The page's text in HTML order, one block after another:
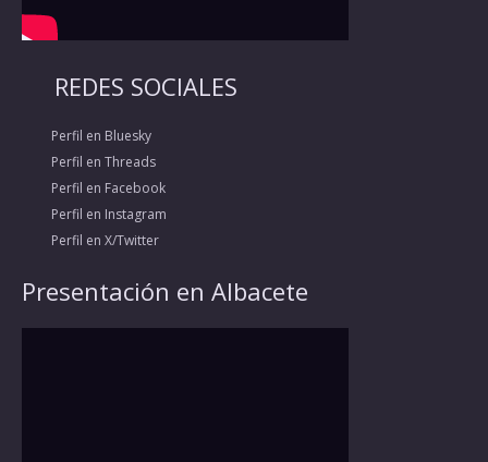
REDES SOCIALES
Perfil en Bluesky
Perfil en Threads
Perfil en Facebook
Perfil en Instagram
Perfil en X/Twitter
Presentación en Albacete